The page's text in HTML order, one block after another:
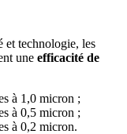
et technologie, les
une efficacité de
à 1,0 micron ;
à 0,5 micron ;
à 0,2 micron.